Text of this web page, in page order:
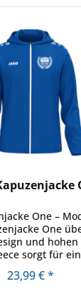
One –
One
und
sorgt für
23,99 € *